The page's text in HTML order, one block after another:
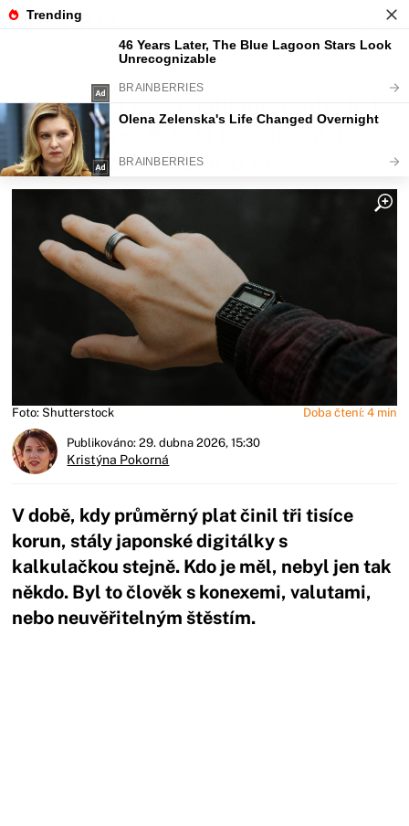
Magazín
Kdo neměl za socialismu tohle, byl
úplně mimo. Kdo si to schoval, je
dnes bohatší o 15 000 Kč
Foto: Shutterstock Doba čtení: 4 min
Publikováno: 29. dubna 2026, 15:30
Kristýna Pokorná
V době, kdy průměrný plat činil tři tisíce
korun, stály japonské digitálky s
kalkulačkou stejně. Kdo je měl, nebyl jen tak
někdo. Byl to člověk s konexemi, valutami,
nebo neuvěřitelným štěstím.